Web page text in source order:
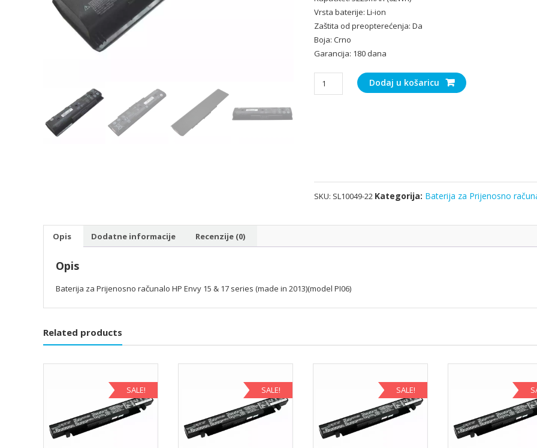
Vrsta baterije: Li-ion
Zaštita od preopterećenja: Da
Boja: Crno
Garancija: 180 dana
Baterija
za
Dodaj u košaricu
SKU: SL10049-22 Kategorija: Baterija za Prijenosno
Opis Dodatne informacije Recenzije (0)
Opis
Baterija za Prijenosno računalo HP Envy 15 & 17 series (made in 2013)(model PI06)
Related products
SALE! SALE! SALE!